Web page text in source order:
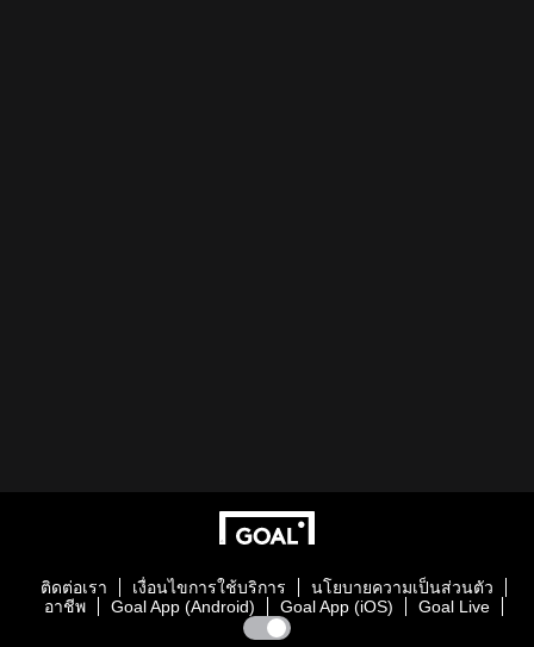
ติดต่อเรา เงื่อนไขการใช้บริการ
นโยบายความเป็นส่วนตัว
อาชีพ
Goal App (Android) Goal App (iOS) Goal Live